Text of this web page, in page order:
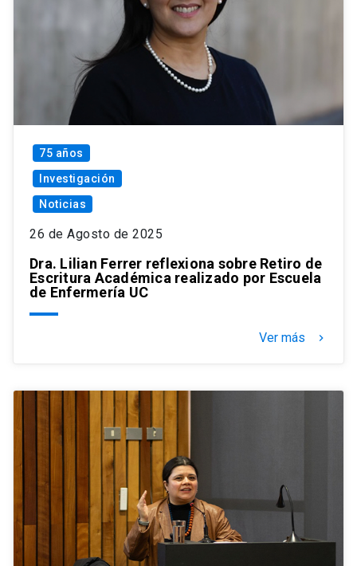
75 años
Investigación
Noticias
26 de Agosto de 2025
Dra. Lilian Ferrer reflexiona sobre Retiro de
Escritura Académica realizado por Escuela
de Enfermería UC
Ver más keyboard_arrow_right